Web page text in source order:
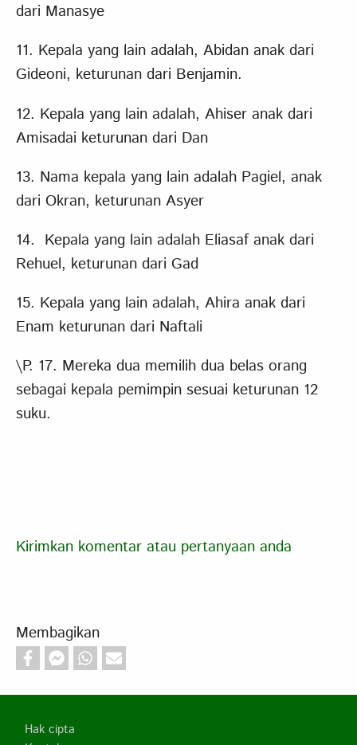
dari Manasye
11. Kepala yang lain adalah, Abidan anak dari
Gideoni, keturunan dari Benjamin.
12. Kepala yang lain adalah, Ahiser anak dari
Amisadai keturunan dari Dan
13. Nama kepala yang lain adalah Pagiel, anak
dari Okran, keturunan Asyer
14. Kepala yang lain adalah Eliasaf anak dari
Rehuel, keturunan dari Gad
15. Kepala yang lain adalah, Ahira anak dari
Enam keturunan dari Naftali
\P. 17. Mereka dua memilih dua belas orang
sebagai kepala pemimpin sesuai keturunan 12
suku.
Kirimkan komentar atau pertanyaan anda
Membagikan
Footer
Hak cipta